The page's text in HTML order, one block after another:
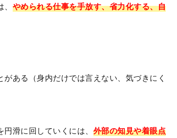
やめられる仕事を手放す、省力化する、自
がある（身内だけでは言えない、気づきにく
滑に回していくには、 外部の知見や着眼点